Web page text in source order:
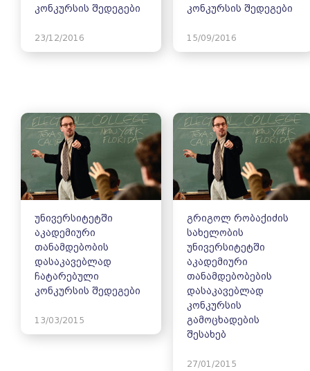
კონკურსის შედეგები
23/12/2016
კონკურსის შედეგები
15/09/2016
უნივერსიტეტში
აკადემიური
თანამდებობის
დასაკავებლად
ჩატარებული
კონკურსის შედეგები
13/03/2015
გრიგოლ რობაქიძის
სახელობის
უნივერსიტეტში
აკადემიური
თანამდებობების
დასაკავებლად
კონკურსის
გამოცხადების
შესახებ
27/01/2015